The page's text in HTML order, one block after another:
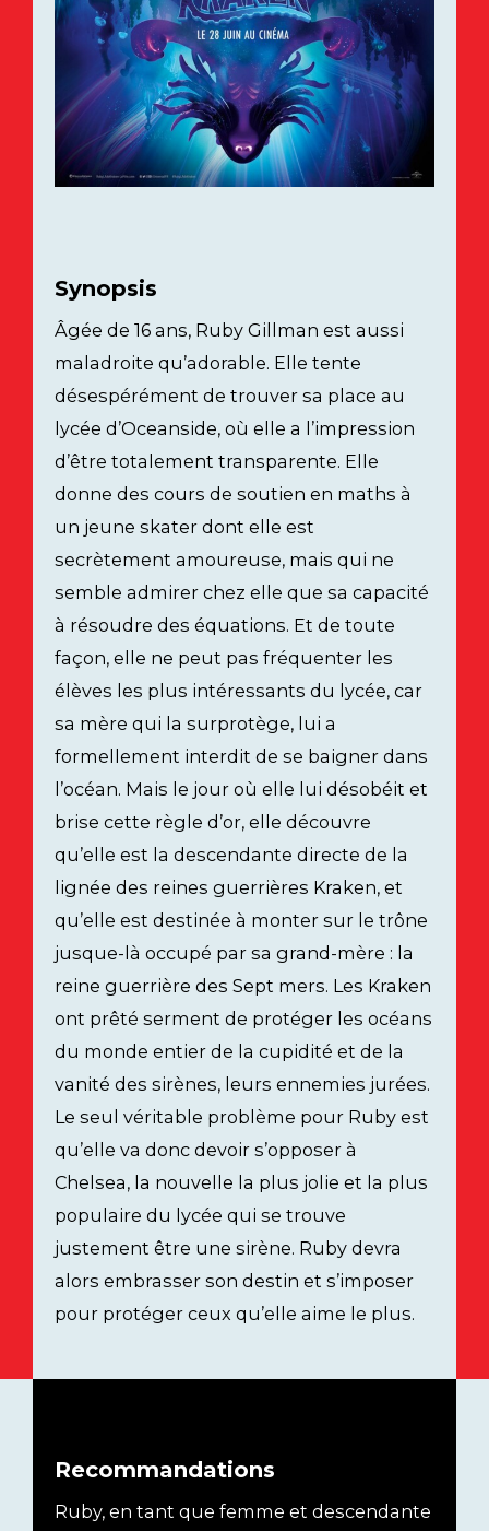
Synopsis
Âgée de 16 ans, Ruby Gillman est aussi
maladroite qu’adorable. Elle tente
désespérément de trouver sa place au
lycée d’Oceanside, où elle a l’impression
d’être totalement transparente. Elle
donne des cours de soutien en maths à
un jeune skater dont elle est
secrètement amoureuse, mais qui ne
semble admirer chez elle que sa capacité
à résoudre des équations. Et de toute
façon, elle ne peut pas fréquenter les
élèves les plus intéressants du lycée, car
sa mère qui la surprotège, lui a
formellement interdit de se baigner dans
l’océan. Mais le jour où elle lui désobéit et
brise cette règle d’or, elle découvre
qu’elle est la descendante directe de la
lignée des reines guerrières Kraken, et
qu’elle est destinée à monter sur le trône
jusque-là occupé par sa grand-mère : la
reine guerrière des Sept mers. Les Kraken
ont prêté serment de protéger les océans
du monde entier de la cupidité et de la
vanité des sirènes, leurs ennemies jurées.
Le seul véritable problème pour Ruby est
qu’elle va donc devoir s’opposer à
Chelsea, la nouvelle la plus jolie et la plus
populaire du lycée qui se trouve
justement être une sirène. Ruby devra
alors embrasser son destin et s’imposer
pour protéger ceux qu’elle aime le plus.
Recommandations
Ruby, en tant que femme et descendante